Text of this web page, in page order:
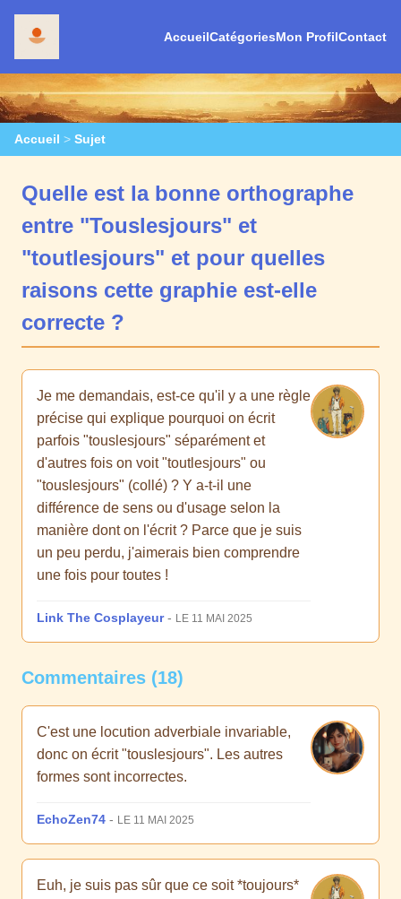
AccueilCatégoriesMon ProfilContact
Accueil > Sujet
Quelle est la bonne orthographe
entre "Touslesjours" et
"toutlesjours" et pour quelles
raisons cette graphie est-elle
correcte ?
Je me demandais, est-ce qu'il y a une règle
précise qui explique pourquoi on écrit
parfois "touslesjours" séparément et
d'autres fois on voit "toutlesjours" ou
"touslesjours" (collé) ? Y a-t-il une
différence de sens ou d'usage selon la
manière dont on l'écrit ? Parce que je suis
un peu perdu, j'aimerais bien comprendre
une fois pour toutes !
Link The Cosplayeur- LE 11 MAI 2025
Commentaires (18)
C'est une locution adverbiale invariable,
donc on écrit "touslesjours". Les autres
formes sont incorrectes.
EchoZen74 - LE 11 MAI 2025
Euh, je suis pas sûr que ce soit *toujours*